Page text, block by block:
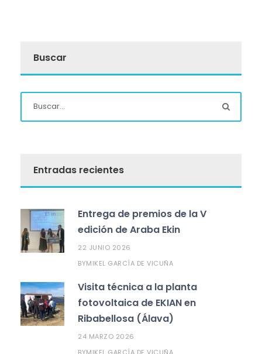
Buscar
Entradas recientes
Entrega de premios de la V
edición de Araba Ekin
22 JUNIO 2026
BYMIKEL GARCÍA DE VICUÑA
Visita técnica a la planta
fotovoltaica de EKIAN en
Ribabellosa (Álava)
24 MARZO 2026
MIKEL GARCÍA DE VICUÑA